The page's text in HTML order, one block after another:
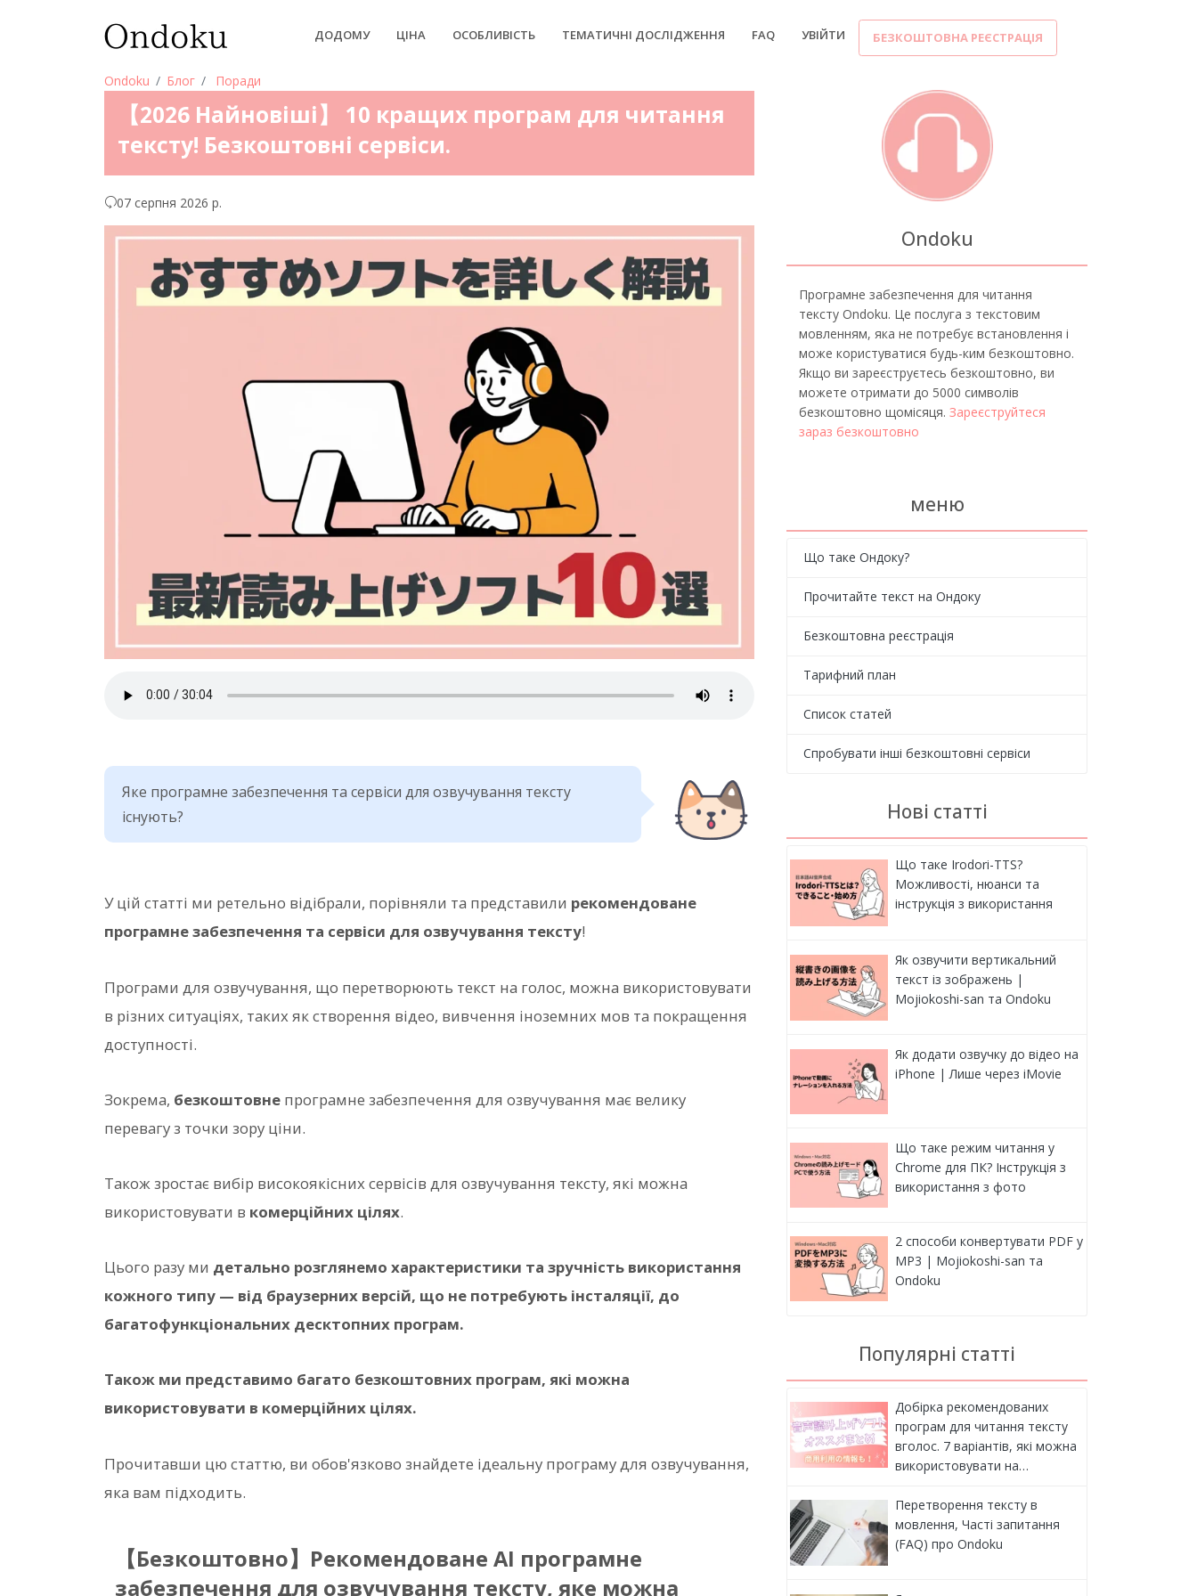
ДОДОМУ ЦІНА ОСОБЛИВІСТЬ ТЕМАТИЧНІ ДОСЛІДЖЕННЯ FAQ УВІЙТИ БЕЗКОШТОВНА РЕЄСТРАЦІЯ
Ondoku Блог Поради
【2026 Найновіші】 10 кращих програм для читання
тексту! Безкоштовні сервіси.
07 серпня 2026 р.
Яке програмне забезпечення та сервіси для озвучування тексту
існують?
У цій статті ми ретельно відібрали, порівняли та представили рекомендоване
програмне забезпечення та сервіси для озвучування тексту!
Програми для озвучування, що перетворюють текст на голос, можна використовувати
в різних ситуаціях, таких як створення відео, вивчення іноземних мов та покращення
доступності.
Зокрема, безкоштовне програмне забезпечення для озвучування має велику
перевагу з точки зору ціни.
Також зростає вибір високоякісних сервісів для озвучування тексту, які можна
використовувати в комерційних цілях.
Цього разу ми детально розглянемо характеристики та зручність використання
кожного типу — від браузерних версій, що не потребують інсталяції, до
багатофункціональних десктопних програм.
Також ми представимо багато безкоштовних програм, які можна
використовувати в комерційних цілях.
Прочитавши цю статтю, ви обов'язково знайдете ідеальну програму для озвучування,
яка вам підходить.
【Безкоштовно】Рекомендоване AI програмне
забезпечення для озвучування тексту, яке можна
Ondoku
Програмне забезпечення для читання
тексту Ondoku. Це послуга з текстовим
мовленням, яка не потребує встановлення і
може користуватися будь-ким безкоштовно.
Якщо ви зареєструєтесь безкоштовно, ви
можете отримати до 5000 символів
безкоштовно щомісяця. Зареєструйтеся
зараз безкоштовно
меню
Що таке Ондоку?
Прочитайте текст на Ондоку
Безкоштовна реєстрація
Тарифний план
Список статей
Спробувати інші безкоштовні сервіси
Нові статті
Що таке Irodori-TTS?
Можливості, нюанси та
інструкція з використання
Як озвучити вертикальний
текст із зображень |
Mojiokoshi-san та Ondoku
Як додати озвучку до відео на
iPhone | Лише через iMovie
Що таке режим читання у
Chrome для ПК? Інструкція з
використання з фото
2 способи конвертувати PDF у
MP3 | Mojiokoshi-san та
Ondoku
Популярні статті
Добірка рекомендованих
програм для читання тексту
вголос. 7 варіантів, які можна
використовувати на…
Перетворення тексту в
мовлення, Часті запитання
(FAQ) про Ondoku